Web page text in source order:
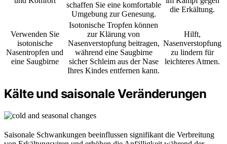
schaffen Sie eine komfortable
Umgebung zur Genesung.
die Erkältung.
Verwenden Sie
isotonische
Nasentropfen und
eine Saugbirne
Isotonische Tropfen können
zur Klärung von
Nasenverstopfung beitragen,
während eine Saugbirne
sicher Schleim aus der Nase
Ihres Kindes entfernen kann.
Hilft,
Nasenverstopfung
zu lindern für
leichteres Atmen.
Kälte und saisonale Veränderungen
Saisonale Schwankungen beeinflussen signifikant die Verbreitung